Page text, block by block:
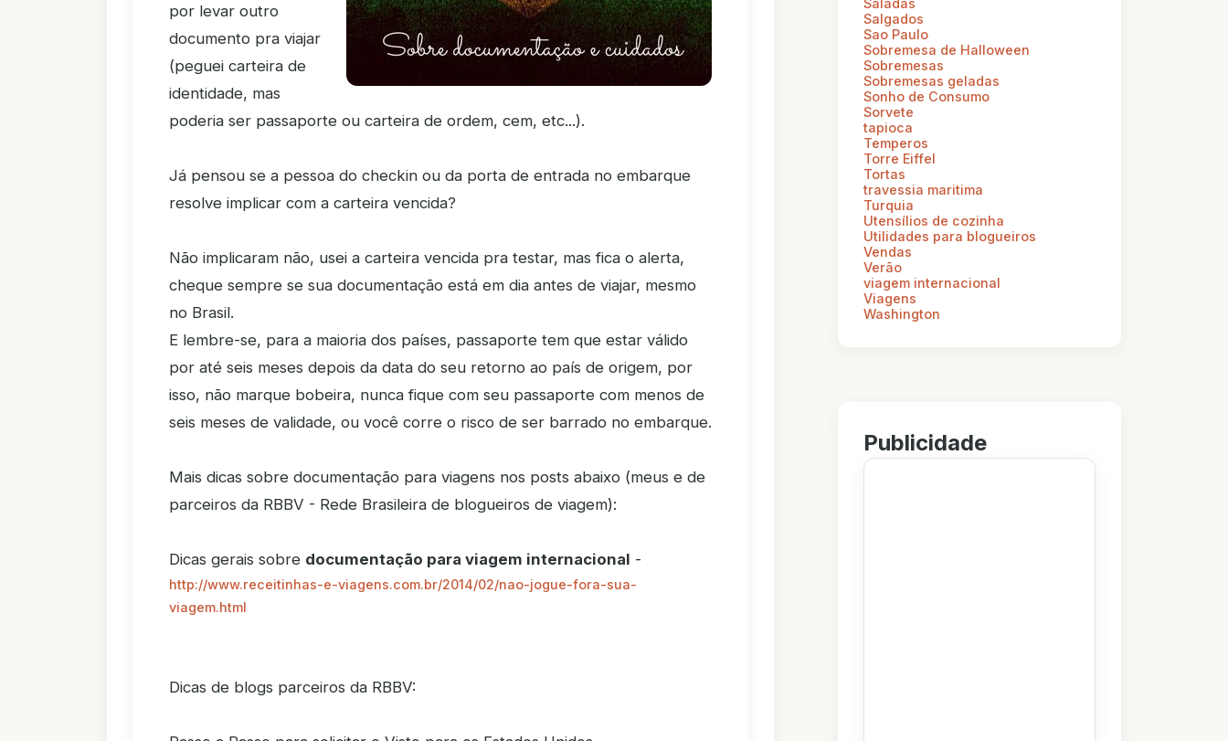
por levar outro
documento pra viajar
(peguei carteira de
identidade, mas
poderia ser passaporte ou carteira de ordem, cem, etc...).
Já pensou se a pessoa do checkin ou da porta de entrada no embarque
resolve implicar com a carteira vencida?
Não implicaram não, usei a carteira vencida pra testar, mas fica o alerta,
cheque sempre se sua documentação está em dia antes de viajar, mesmo
no Brasil.
E lembre-se, para a maioria dos países, passaporte tem que estar válido
por até seis meses depois da data do seu retorno ao país de origem, por
isso, não marque bobeira, nunca fique com seu passaporte com menos de
seis meses de validade, ou você corre o risco de ser barrado no embarque.
Mais dicas sobre documentação para viagens nos posts abaixo (meus e de
parceiros da RBBV - Rede Brasileira de blogueiros de viagem):
Dicas gerais sobre documentação para viagem internacional -
http://www.receitinhas-e-viagens.com.br/2014/02/nao-jogue-fora-sua-
viagem.html
Dicas de blogs parceiros da RBBV:
Saladas
Salgados
Sao Paulo
Sobremesa de Halloween
Sobremesas
Sobremesas geladas
Sonho de Consumo
Sorvete
tapioca
Temperos
Torre Eiffel
Tortas
travessia maritima
Turquia
Utensílios de cozinha
Utilidades para blogueiros
Vendas
Verão
viagem internacional
Viagens
Washington
Publicidade